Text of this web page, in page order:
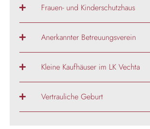
Frauen- und Kinderschutzhaus
Anerkannter Betreuungsverein
Kleine Kaufhäuser im LK Vechta
Vertrauliche Geburt